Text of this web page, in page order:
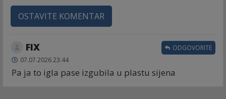
OSTAVITE KOMENTAR
FIX
07.07.2026 23:44
Pa ja to igla pase izgubila u plastu sijena
ODGOVORITE